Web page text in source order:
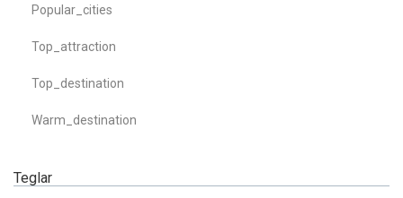
Popular_cities
Top_attraction
Top_destination
Warm_destination
Teglar